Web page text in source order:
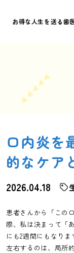
お得な人生を送る歯
口内炎を
的なケア
2026.04.18
患者さんから「この
際、私は決まって「
にも2週間にもなり
左右するのは、局所